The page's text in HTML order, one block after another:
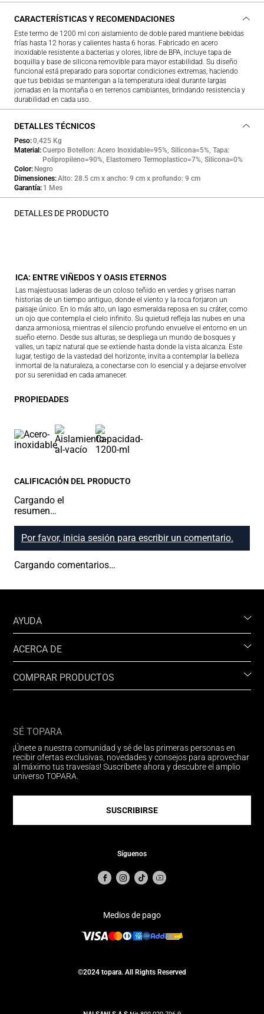
CARACTERÍSTICAS Y RECOMENDACIONES
Este termo de 1200 ml con aislamiento de doble pared mantiene bebidas
frías hasta 12 horas y calientes hasta 6 horas. Fabricado en acero
inoxidable resistente a bacterias y olores, libre de BPA, incluye tapa de
boquilla y base de silicona removible para mayor estabilidad. Su diseño
funcional está preparado para soportar condiciones extremas, haciendo
que tus bebidas se mantengan a la temperatura ideal durante largas
jornadas en la montaña o en terrenos cambiantes, brindando resistencia y
durabilidad en cada uso.
DETALLES TÉCNICOS
Peso 0,425 Kg
Material Cuerpo Botellon: Acero Inoxidable=95%, Silicona=5%, Tapa:
Polipropileno=90%, Elastomero Termoplastico=7%, Silicona=0%
Color Negro
Dimensiones Alto: 28.5 cm x ancho: 9 cm x profundo: 9 cm
Garantía 1 Mes
DETALLES DE PRODUCTO
ICA: ENTRE VIÑEDOS Y OASIS ETERNOS
Las majestuosas laderas de un coloso teñido en verdes y grises narran
historias de un tiempo antiguo, donde el viento y la roca forjaron un
paisaje único. En lo más alto, un lago esmeralda reposa en su cráter, como
un ojo que contempla el cielo infinito. Su quietud refleja las nubes en una
danza armoniosa, mientras el silencio profundo envuelve el entorno en un
sueño eterno. Desde sus alturas, se despliega un mundo de bosques y
valles, un tapiz natural que se extiende hasta donde la vista alcanza. Este
lugar, testigo de la vastedad del horizonte, invita a contemplar la belleza
inmortal de la naturaleza, a conectarse con lo esencial y a dejarse envolver
por su serenidad en cada amanecer.
PROPIEDADES
CALIFICACIÓN DEL PRODUCTO
Cargando el
resumen…
Por favor, inicia sesión para escribir un comentario.
Cargando comentarios…
AYUDA
ACERCA DE
COMPRAR PRODUCTOS
SÉ TOPARA
¡Únete a nuestra comunidad y sé de las primeras personas en
recibir ofertas exclusivas, novedades y consejos para aprovechar
al máximo tus travesías! Suscríbete ahora y descubre el amplio
universo TOPARA.
SUSCRIBIRSE
Síguenos
Medios de pago
©2024 topara. All Rights Reserved